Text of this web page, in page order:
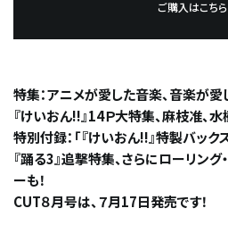
ご購入はこちら
特集：アニメが愛した音楽、音楽が愛
『けいおん!!』14Ｐ大特集、麻枝准、
特別付録：「『けいおん!!』特製バック
『踊る3』追撃特集、さらにローリング
ーも！
CUT８月号は、７月17日発売です！